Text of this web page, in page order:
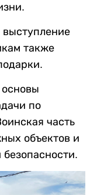
также
по
часть
объектов и